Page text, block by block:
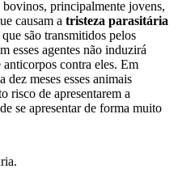
principalmente jovens,
causam a tristeza parasitária
são transmitidos pelos
esses agentes não induzirá
contra eles. Em
meses esses animais
risco de apresentarem a
se apresentar de forma muito